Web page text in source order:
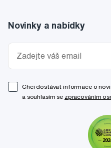
Novinky a nabídky
Chci dostávat informace o
a souhlasím se zpracováním